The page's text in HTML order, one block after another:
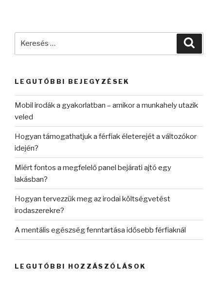
LEGUTÓBBI BEJEGYZÉSEK
Mobil irodák a gyakorlatban – amikor a munkahely utazik
veled
Hogyan támogathatjuk a férfiak életerejét a változókor
idején?
Miért fontos a megfelelő panel bejárati ajtó egy
lakásban?
Hogyan tervezzük meg az irodai költségvetést
irodaszerekre?
A mentális egészség fenntartása idősebb férfiaknál
LEGUTÓBBI HOZZÁSZÓLÁSOK